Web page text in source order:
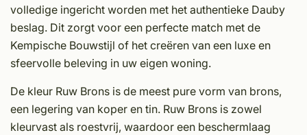
volledige ingericht worden met het authentieke Dauby
beslag. Dit zorgt voor een perfecte match met de
Kempische Bouwstijl of het creëren van een luxe en
sfeervolle beleving in uw eigen woning.
De kleur Ruw Brons is de meest pure vorm van brons,
een legering van koper en tin. Ruw Brons is zowel
kleurvast als roestvrij, waardoor een beschermlaag